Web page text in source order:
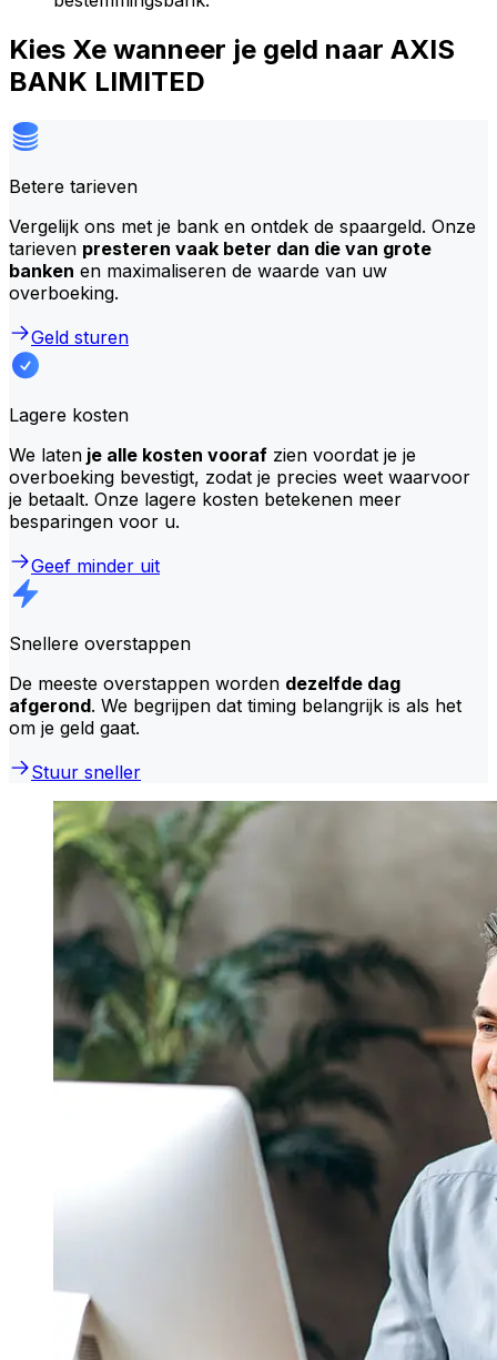
Kies Xe wanneer je geld naar AXIS
BANK LIMITED
Betere tarieven
Vergelijk ons met je bank en ontdek de spaargeld. Onze
tarieven presteren vaak beter dan die van grote
banken en maximaliseren de waarde van uw
overboeking.
Geld sturen
Lagere kosten
We laten je alle kosten vooraf zien voordat je je
overboeking bevestigt, zodat je precies weet waarvoor
je betaalt. Onze lagere kosten betekenen meer
besparingen voor u.
Geef minder uit
Snellere overstappen
De meeste overstappen worden dezelfde dag
afgerond. We begrijpen dat timing belangrijk is als het
om je geld gaat.
Stuur sneller